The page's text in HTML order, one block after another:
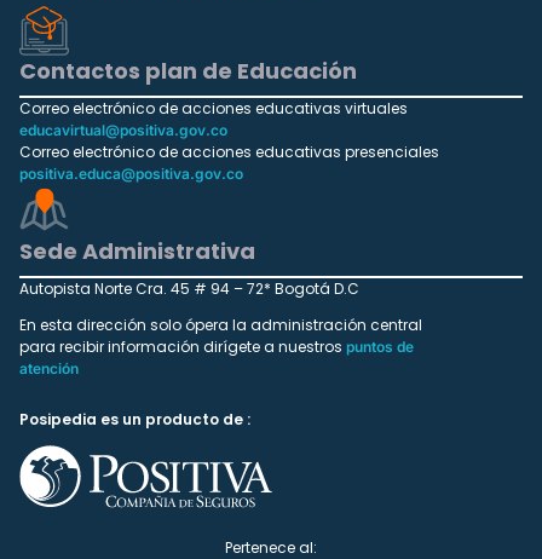
Contactos plan de Educación
Correo electrónico de acciones educativas virtuales
educavirtual@positiva.gov.co
Correo electrónico de acciones educativas presenciales
positiva.educa@positiva.gov.co
Sede Administrativa
Autopista Norte Cra. 45 # 94 – 72* Bogotá D.C
En esta dirección solo ópera la administración central
para recibir información dirígete a nuestros puntos de
atención
Posipedia es un producto de :
Pertenece al: